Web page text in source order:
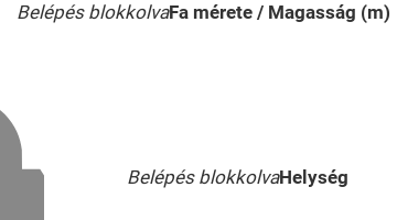
Belépés blokkolvaFa mérete / Magasság (m)
Belépés blokkolvaHelység